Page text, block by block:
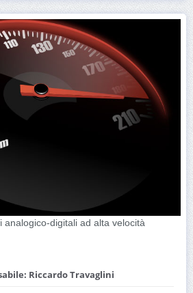
analogico-digitali ad alta velocità
Riccardo Travaglini